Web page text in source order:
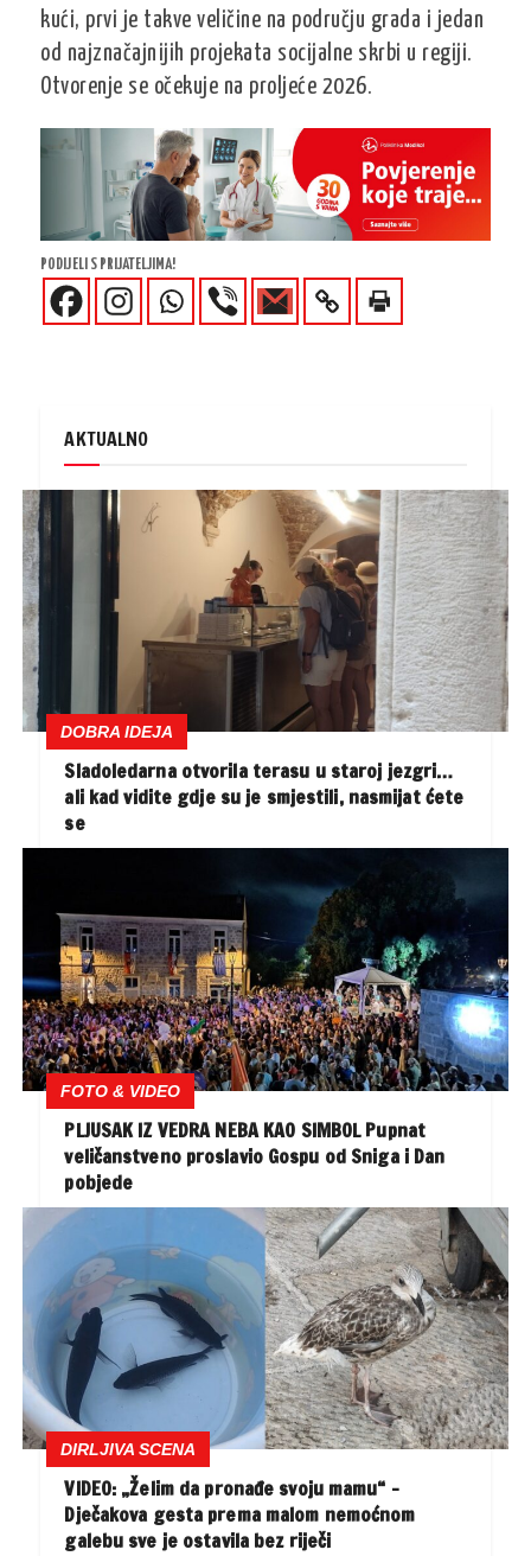
kući, prvi je takve veličine na području grada i jedan
od najznačajnijih projekata socijalne skrbi u regiji.
Otvorenje se očekuje na proljeće 2026.
PODIJELI S PRIJATELJIMA!
AKTUALNO
DOBRA IDEJA
Sladoledarna otvorila terasu u staroj jezgri…
ali kad vidite gdje su je smjestili, nasmijat ćete
se
FOTO & VIDEO
PLJUSAK IZ VEDRA NEBA KAO SIMBOL Pupnat
veličanstveno proslavio Gospu od Sniga i Dan
pobjede
DIRLJIVA SCENA
VIDEO: „Želim da pronađe svoju mamu“ –
Dječakova gesta prema malom nemoćnom
galebu sve je ostavila bez riječi